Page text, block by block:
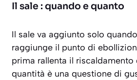
Il sale : quando e quanto
Il sale va aggiunto solo
raggiunge il punto di
prima rallenta il riscaldamento
quantità è una questione di